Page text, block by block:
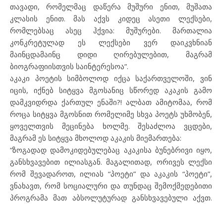
თავადი, რომელმაც დაწერა მუშური ენით, მუშათა
კლასის ენით. მას აქვს კიდეც ასეთი ლექსები,
რომლებსაც ასეც ჰქვია: მუშურები. მართალია
კონკრეტულად ეს ლექსები ვერ დაიკვხნიან
მაინცდამაინც დიდი ღირებულებით, მაგრამ
ბიოგრაფიისთვის საინტერესოა”.
აკაკი პოეტის სიმბოლოდ იქცა საქართველოში, ვინ
იცის, იქნებ სიტყვა მგოსანიც სწორედ აკაკის გამო
დამკვიდრდა ქართულ ენაში?! ალბათ ამიტომაა, რომ
როცა სიტყვა მგოსნით რომელიმე სხვა პოეტს უხმობენ,
ყოველთვის მეცინება ხოლმე. შესაძლოა ვცდები,
მაგრამ ეს სიტყვა მხოლოდ აკაკის მიემართება:
“ზოგადად დამოკიდებულებაც აკაკისა ბუნებრივი იყო,
განსხვავებით ილიასგან. მაგალითად, ორივეს ლექსი
რომ შევადაროთ, ილიას “პოეტი” და აკაკის “პოეტი”,
ვნახავთ, რომ სოციალური და თუნდაც შემოქმედებითი
პროგრამა მათ აბსოლუტურად განსხვავებული აქვთ.